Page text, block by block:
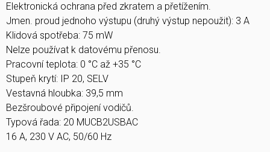
Elektronická ochrana před zkratem a přetížením.
Jmen. proud jednoho výstupu (druhý výstup nepoužit): 3 A
Klidová spotřeba: 75 mW
Nelze používat k datovému přenosu.
Pracovní teplota: 0 °C až +35 °C
Stupeň krytí: IP 20, SELV
Vestavná hloubka: 39,5 mm
Bezšroubové připojení vodičů.
Typová řada: 20 MUCB2USBAC
16 A, 230 V AC, 50/60 Hz